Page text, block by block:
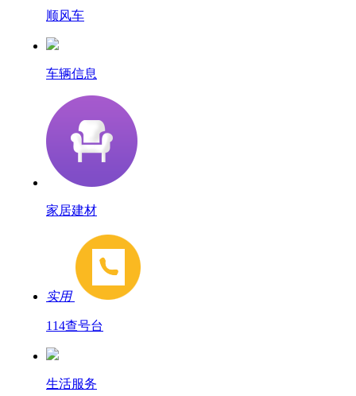
顺风车
车辆信息
家居建材
实用
114查号台
生活服务